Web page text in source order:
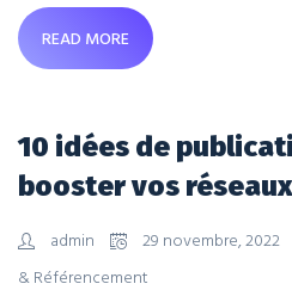
READ MORE
10 idées de
booster vos
admin 29 novembre, 2022
& Référencement